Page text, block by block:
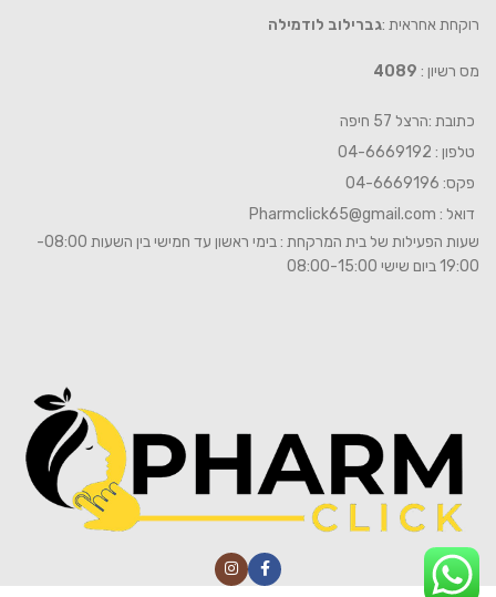
רוקחת אחראית :גברילוב לודמילה
מס רשיון : 4089
כתובת :הרצל 57 חיפה
טלפון : 04-6669192
פקס: 04-6669196
דואל : Pharmclick65@gmail.com
שעות הפעילות של בית המרקחת : בימי ראשון עד חמישי בין השעות 08:00-
19:00 ביום שישי 08:00-15:00